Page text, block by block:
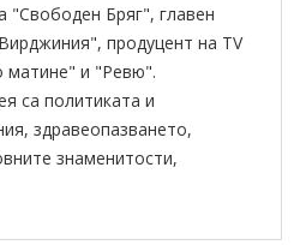
"Свободен Бряг", главен
продуцент на TV
матине" и "Ревю".
са политиката и
здравеопазването,
знаменитости,